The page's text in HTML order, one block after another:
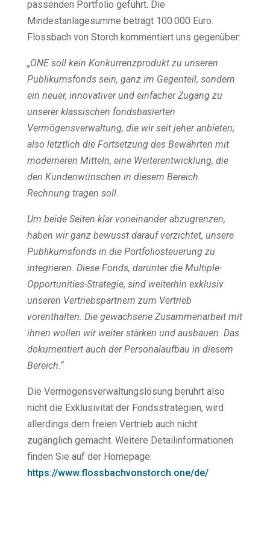
passenden Portfolio geführt. Die
Mindestanlagesumme beträgt 100.000 Euro.
Flossbach von Storch kommentiert uns gegenüber:
„ONE soll kein Konkurrenzprodukt zu unseren
Publikumsfonds sein, ganz im Gegenteil, sondern
ein neuer, innovativer und einfacher Zugang zu
unserer klassischen fondsbasierten
Vermögensverwaltung, die wir seit jeher anbieten;
also letztlich die Fortsetzung des Bewährten mit
moderneren Mitteln, eine Weiterentwicklung, die
den Kundenwünschen in diesem Bereich
Rechnung tragen soll.
Um beide Seiten klar voneinander abzugrenzen,
haben wir ganz bewusst darauf verzichtet, unsere
Publikumsfonds in die Portfoliosteuerung zu
integrieren. Diese Fonds, darunter die Multiple-
Opportunities-Strategie, sind weiterhin exklusiv
unseren Vertriebspartnern zum Vertrieb
vorenthalten. Die gewachsene Zusammenarbeit mit
ihnen wollen wir weiter stärken und ausbauen. Das
dokumentiert auch der Personalaufbau in diesem
Bereich.“
Die Vermögensverwaltungslösung berührt also
nicht die Exklusivität der Fondsstrategien, wird
allerdings dem freien Vertrieb auch nicht
zugänglich gemacht. Weitere Detailinformationen
finden Sie auf der Homepage:
https://www.flossbachvonstorch.one/de/